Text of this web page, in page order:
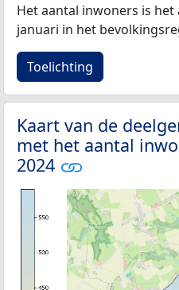
Het aantal inwoners is het
januari in het
Toelichting
Kaart van de
met het aantal
2024